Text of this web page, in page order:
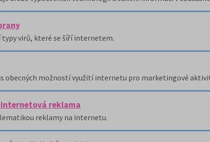
virů, které se šíří internetem.
obecných možností využití internetu pro marketingové
reklama
reklamy na internetu.